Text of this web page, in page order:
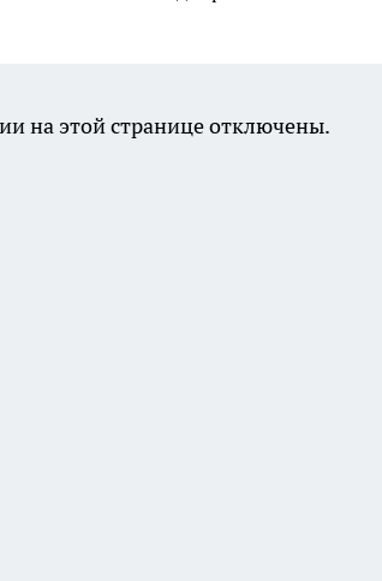
на этой странице отключены.